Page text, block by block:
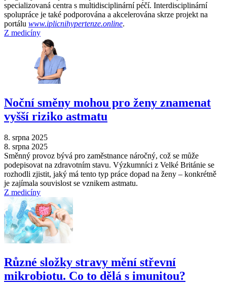
specializovaná centra s multidisciplinární péčí. Interdisciplinární
spolupráce je také podporována a akcelerována skrze projekt na
portálu www.iplicnihypertenze.online.
Z medicíny
Noční směny mohou pro ženy znamenat
vyšší riziko astmatu
8. srpna 2025
8. srpna 2025
Směnný provoz bývá pro zaměstnance náročný, což se může
podepisovat na zdravotním stavu. Výzkumníci z Velké Británie se
rozhodli zjistit, jaký má tento typ práce dopad na ženy –⁠ konkrétně
je zajímala souvislost se vznikem astmatu.
Z medicíny
Různé složky stravy mění střevní
mikrobiotu. Co to dělá s imunitou?